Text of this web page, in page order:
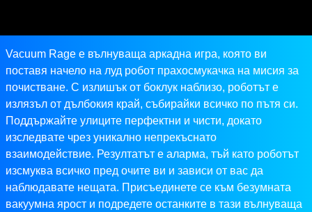
Vacuum Rage е вълнуваща аркадна игра, която ви
поставя начело на луд робот прахосмукачка на мисия за
почистване. С излишък от боклук наблизо, роботът е
излязъл от дълбокия край, събирайки всичко по пътя си.
Поддържайте улиците перфектни и чисти, докато
изследвате чрез уникално непрекъснато
взаимодействие. Резултатът е аларма, тъй като роботът
изсмуква всичко пред очите ви и зависи от вас да
наблюдавате нещата. Присъединете се към безумната
вакуумна ярост и подредете останките в тази вълнуваща